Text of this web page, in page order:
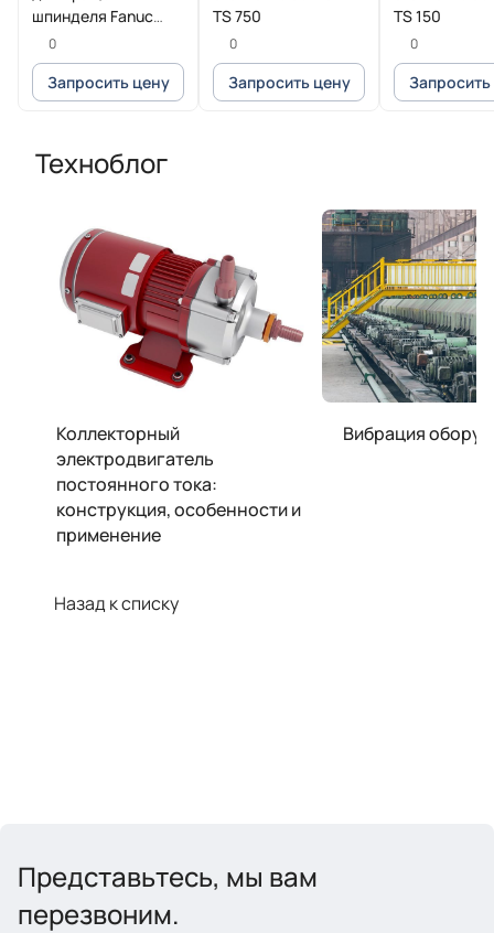
шпинделя Fanuc
Beta iI
0
Запросить цену
TS 750
0
Запросить цену
TS 150
0
Техноблог
Коллекторный
электродвигатель
постоянного тока:
конструкция, особенности и
применение
Вибрация
Назад к списку
Представьтесь, мы вам
перезвоним.